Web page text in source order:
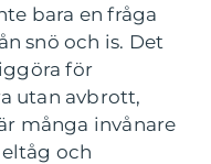
bara en fråga
snö och is. Det
för
utan avbrott,
många invånare
och